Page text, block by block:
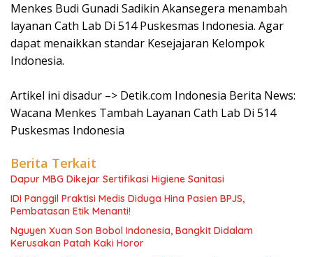
Menkes Budi Gunadi Sadikin Akansegera menambah
layanan Cath Lab Di 514 Puskesmas Indonesia. Agar
dapat menaikkan standar Kesejajaran Kelompok
Indonesia.
Artikel ini disadur –> Detik.com Indonesia Berita News:
Wacana Menkes Tambah Layanan Cath Lab Di 514
Puskesmas Indonesia
Berita Terkait
Dapur MBG Dikejar Sertifikasi Higiene Sanitasi
IDI Panggil Praktisi Medis Diduga Hina Pasien BPJS,
Pembatasan Etik Menanti!
Nguyen Xuan Son Bobol Indonesia, Bangkit Didalam
Kerusakan Patah Kaki Horor